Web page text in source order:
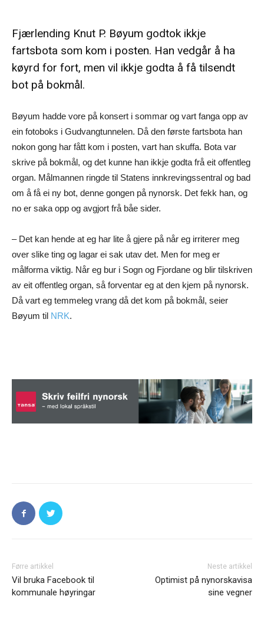
Fjærlending Knut P. Bøyum godtok ikkje
fartsbota som kom i posten. Han vedgår å ha
køyrd for fort, men vil ikkje godta å få tilsendt
bot på bokmål.
Bøyum hadde vore på konsert i sommar og vart fanga opp av
ein fotoboks i Gudvangtunnelen. Då den første fartsbota han
nokon gong har fått kom i posten, vart han skuffa. Bota var
skrive på bokmål, og det kunne han ikkje godta frå eit offentleg
organ. Målmannen ringde til Statens innkrevingssentral og bad
om å få ei ny bot, denne gongen på nynorsk. Det fekk han, og
no er saka opp og avgjort frå båe sider.
– Det kan hende at eg har lite å gjere på når eg irriterer meg
over slike ting og lagar ei sak utav det. Men for meg er
målforma viktig. Når eg bur i Sogn og Fjordane og blir tilskriven
av eit offentleg organ, så forventar eg at den kjem på nynorsk.
Då vart eg temmeleg vrang då det kom på bokmål, seier
Bøyum til NRK.
Førre artikkel
Vil bruka Facebook til
kommunale høyringar
Neste artikkel
Optimist på nynorskavisa
sine vegner